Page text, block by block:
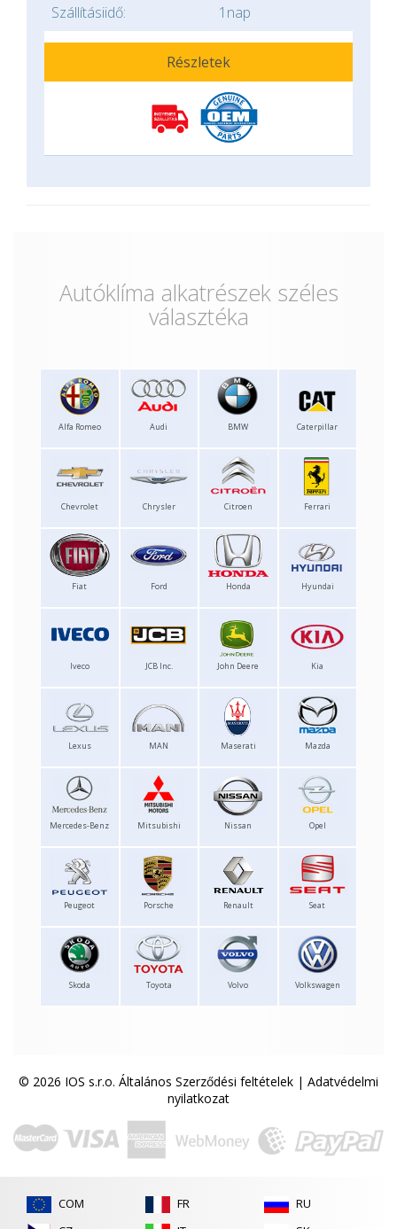
Szállításiidő:
1nap
Részletek
Autóklíma alkatrészek széles
választéka
Alfa Romeo Audi BMW Caterpillar
Chevrolet Chrysler Citroen Ferrari
Fiat Ford Honda Hyundai
Iveco JCB Inc. John Deere Kia
Lexus MAN Maserati Mazda
Mercedes-Benz Mitsubishi Nissan Opel
Peugeot Porsche Renault Seat
Skoda Toyota Volvo Volkswagen
© 2026 IOS s.r.o. Általános Szerződési feltételek | Adatvédelmi
nyilatkozat
COM
FR
RU